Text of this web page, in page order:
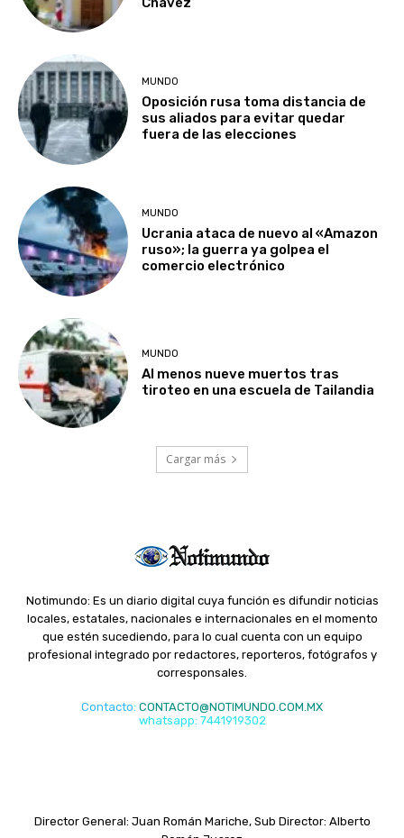
MUNDO
Oposición rusa toma distancia de
sus aliados para evitar quedar
fuera de las elecciones
MUNDO
Ucrania ataca de nuevo al «Amazon
ruso»; la guerra ya golpea el
comercio electrónico
MUNDO
Al menos nueve muertos tras
tiroteo en una escuela de Tailandia
Cargar más
Notimundo: Es un diario digital cuya función es difundir noticias
locales, estatales, nacionales e internacionales en el momento
que estén sucediendo, para lo cual cuenta con un equipo
profesional integrado por redactores, reporteros, fotógrafos y
corresponsales.
Contacto: CONTACTO@NOTIMUNDO.COM.MX
whatsapp: 7441919302
Director General: Juan Román Mariche, Sub Director: Alberto